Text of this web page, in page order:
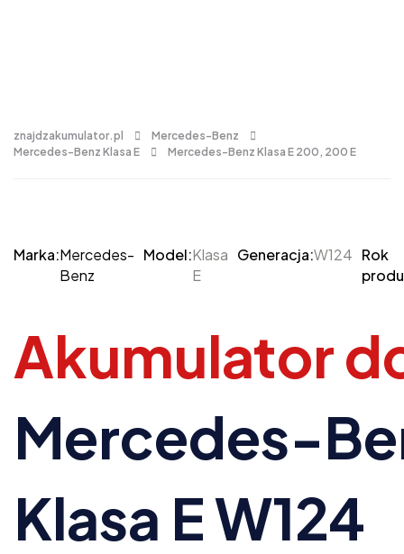
znajdzakumulator.pl
Mercedes-Benz
Mercedes-Benz Klasa E
Mercedes-Benz Klasa E 200, 200 E
Marka:Mercedes-
Benz
Model:Klasa
E
Generacja:W124 Rok
Akumulator
Mercedes-
Klasa E W124